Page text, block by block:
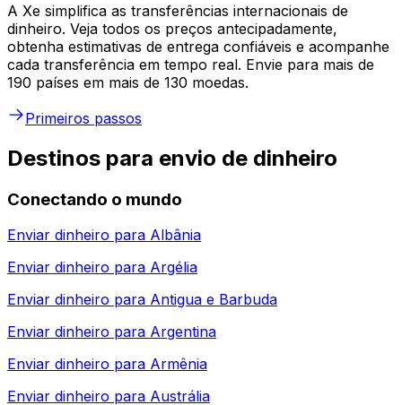
A Xe simplifica as transferências internacionais de
dinheiro. Veja todos os preços antecipadamente,
obtenha estimativas de entrega confiáveis e acompanhe
cada transferência em tempo real. Envie para mais de
190 países em mais de 130 moedas.
Primeiros passos
Destinos para envio de dinheiro
Conectando o mundo
Enviar dinheiro para Albânia
Enviar dinheiro para Argélia
Enviar dinheiro para Antigua e Barbuda
Enviar dinheiro para Argentina
Enviar dinheiro para Armênia
Enviar dinheiro para Austrália